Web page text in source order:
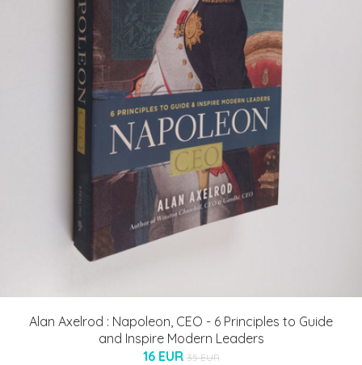
Alan Axelrod : Napoleon, CEO - 6 Principles to Guide
and Inspire Modern Leaders
16 EUR 35 EUR